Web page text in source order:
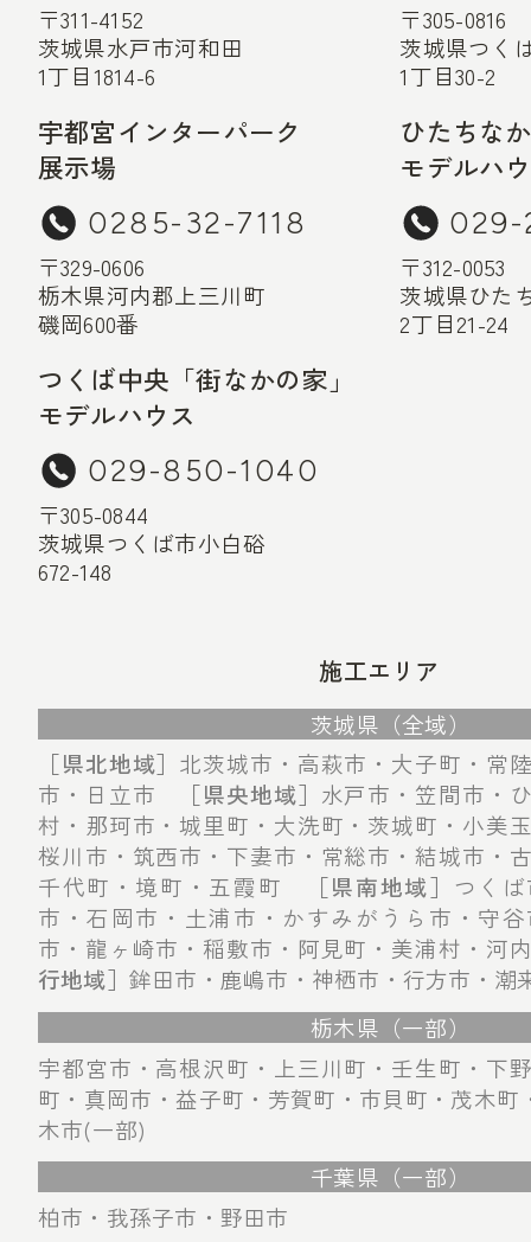
〒311-4152
茨城県水戸市河和田
1丁目1814-6
〒305-0816
茨城県つく
1丁目30-2
宇都宮インターパーク
展示場
0285-32-7118
〒329-0606
栃木県河内郡上三川町
磯岡600番
ひたちな
モデルハ
029-
〒312-0053
茨城県ひた
2丁目21-24
つくば中央「街なかの家」
モデルハウス
029-850-1040
〒305-0844
茨城県つくば市小白硲
672-148
施工エリア
茨城県（全域）
［県北地域］ 北茨城市・高萩市・大子町・常
市・日立市
［県央地域］ 水戸市・笠間市・
村・那珂市・城里町・大洗町・茨城町・小
桜川市・筑西市・下妻市・常総市・結城市・
千代町・境町・五霞町
［県南地域］ つく
市・石岡市・土浦市・かすみがうら市・守
市・龍ヶ崎市・稲敷市・阿見町・美浦村・
行地域］ 鉾田市・鹿嶋市・神栖市・行方市・潮
栃木県（一部）
宇都宮市・高根沢町・上三川町・壬生町・下
町・真岡市・益子町・芳賀町・市貝町・茂木
木市(一部)
千葉県（一部）
柏市・我孫子市・野田市